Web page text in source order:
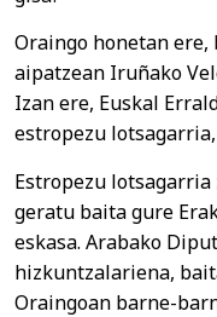
Oraingo honetan
aipatzean Iruñako
Izan ere, Euskal
estropezu
Estropezu
geratu baita gure
eskasa. Arabako
hizkuntzalariena,
Oraingoan barne-